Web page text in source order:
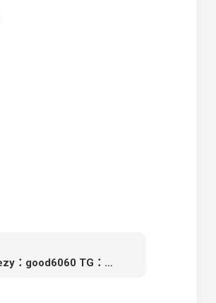
台北學生妹外送+Gleezy：good6060 TG：good6060【雙雙】 159cm/44kg/Ccup/19歲